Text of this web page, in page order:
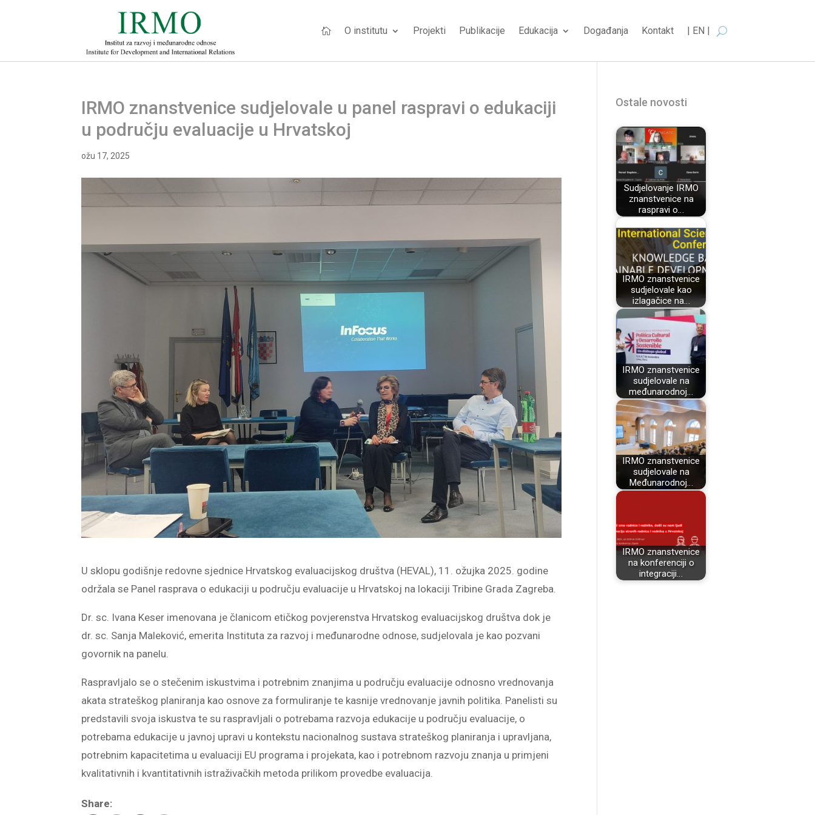
 O institutu Projekti Publikacije Edukacija Događanja Kontakt | EN |
IRMO znanstvenice sudjelovale u panel raspravi o edukaciji
u području evaluacije u Hrvatskoj
ožu 17, 2025
U sklopu godišnje redovne sjednice Hrvatskog evaluacijskog društva (HEVAL), 11. ožujka 2025. godine
održala se Panel rasprava o edukaciji u području evaluacije u Hrvatskoj na lokaciji Tribine Grada Zagreba.
Dr. sc. Ivana Keser imenovana je članicom etičkog povjerenstva Hrvatskog evaluacijskog društva dok je
dr. sc. Sanja Maleković, emerita Instituta za razvoj i međunarodne odnose, sudjelovala je kao pozvani
govornik na panelu.
Raspravljalo se o stečenim iskustvima i potrebnim znanjima u području evaluacije odnosno vrednovanja
akata strateškog planiranja kao osnove za formuliranje te kasnije vrednovanje javnih politika. Panelisti su
predstavili svoja iskustva te su raspravljali o potrebama razvoja edukacije u području evaluacije, o
potrebama edukacije u javnoj upravi u kontekstu nacionalnog sustava strateškog planiranja i upravljana,
potrebnim kapacitetima u evaluaciji EU programa i projekata, kao i potrebnom razvoju znanja u primjeni
kvalitativnih i kvantitativnih istraživačkih metoda prilikom provedbe evaluacija.
Share:
Ostale novosti
Sudjelovanje IRMO
znanstvenice na
raspravi o…
IRMO znanstvenice
sudjelovale kao
izlagačice na…
IRMO znanstvenice
sudjelovale na
međunarodnoj…
IRMO znanstvenice
sudjelovale na
Međunarodnoj…
IRMO znanstvenice
na konferenciji o
integraciji…